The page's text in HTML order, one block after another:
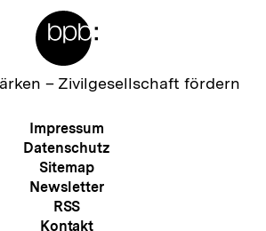
– Zivilgesellschaft fördern
Meta-
Navigation
Impressum
Datenschutz
Sitemap
Newsletter
RSS
Kontakt